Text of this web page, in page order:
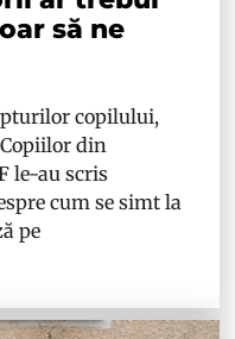
să ne
copilului,
din
le-au scris
cum se simt la
pe